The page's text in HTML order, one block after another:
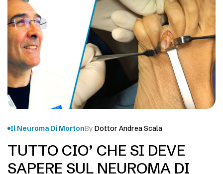
Il Neuroma Di MortonBy Dottor Andrea Scala
TUTTO CIO’ CHE SI DEVE
SAPERE SUL NEUROMA DI